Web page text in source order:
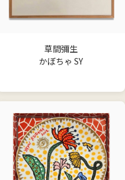
草間彌生
かぼちゃ SY